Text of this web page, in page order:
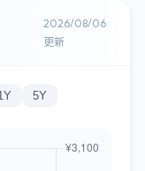
2026/08/06
更新
5Y